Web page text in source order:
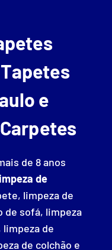
e
de 8 anos
de
limpeza de
de sofá, limpeza
de
de colchão e